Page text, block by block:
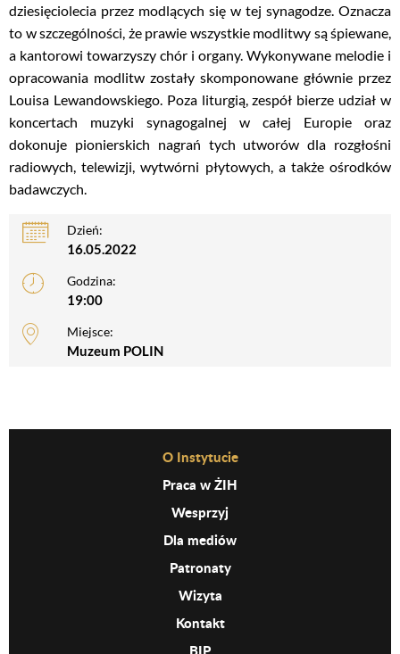
dziesięciolecia przez modlących się w tej synagodze. Oznacza
to w szczególności, że prawie wszystkie modlitwy są śpiewane,
a kantorowi towarzyszy chór i organy. Wykonywane melodie i
opracowania modlitw zostały skomponowane głównie przez
Louisa Lewandowskiego. Poza liturgią, zespół bierze udział w
koncertach muzyki synagogalnej w całej Europie oraz
dokonuje pionierskich nagrań tych utworów dla rozgłośni
radiowych, telewizji, wytwórni płytowych, a także ośrodków
badawczych.
Dzień:
16.05.2022
Godzina:
19:00
Miejsce:
Muzeum POLIN
Before Footer MenuO Instytucie
Praca w ŻIH
Wesprzyj
Dla mediów
Patronaty
Wizyta
Kontakt
BIP